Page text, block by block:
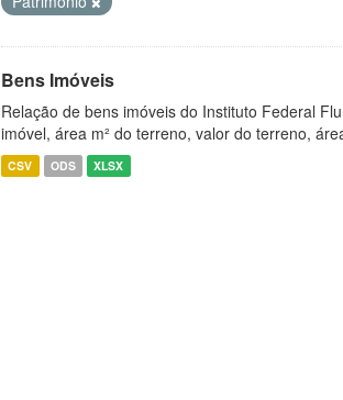
Bens Imóveis
Relação de bens imóveis do Instituto Federal
imóvel, área m² do terreno, valor do terreno,
CSV ODS XLSX